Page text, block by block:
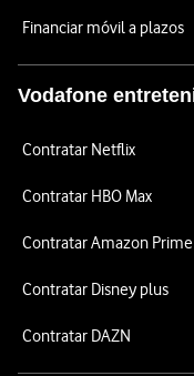
Financiar móvil a plazos
Vodafone
Contratar Netflix
Contratar HBO Max
Contratar Amazon Prime
Contratar Disney plus
Contratar DAZN